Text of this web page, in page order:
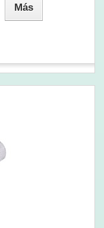
Más